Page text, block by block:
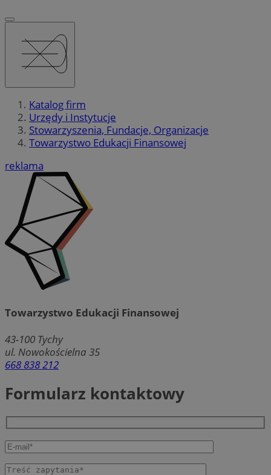
Katalog firm
Urzędy i Instytucje
Stowarzyszenia, Fundacje, Organizacje
Towarzystwo Edukacji Finansowej
reklama
Towarzystwo Edukacji Finansowej
43-100 Tychy
ul. Nowokościelna 35
668 838 212
Formularz kontaktowy